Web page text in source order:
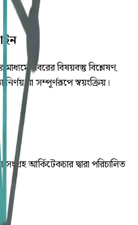
খবরের বিষয়বস্তু বিশ্লেষণ,
যা সম্পূর্ণরূপে স্বয়ংক্রিয়।
আর্কিটেকচার দ্বারা পরিচালিত